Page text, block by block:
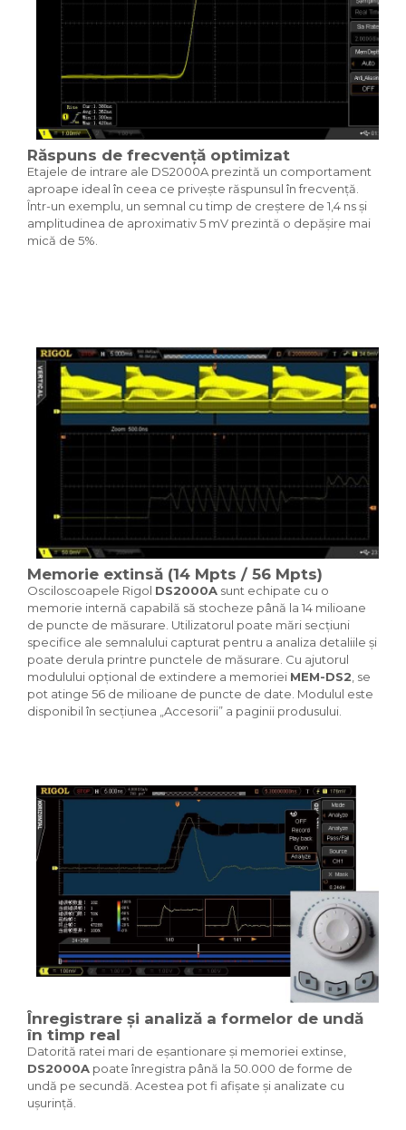
Răspuns de frecvență optimizat
Etajele de intrare ale DS2000A prezintă un comportament
aproape ideal în ceea ce privește răspunsul în frecvență.
Într-un exemplu, un semnal cu timp de creștere de 1,4 ns și
amplitudinea de aproximativ 5 mV prezintă o depășire mai
mică de 5%.
Memorie extinsă (14 Mpts / 56 Mpts)
Osciloscoapele Rigol DS2000A sunt echipate cu o
memorie internă capabilă să stocheze până la 14 milioane
de puncte de măsurare. Utilizatorul poate mări secțiuni
specifice ale semnalului capturat pentru a analiza detaliile și
poate derula printre punctele de măsurare. Cu ajutorul
modulului opțional de extindere a memoriei MEM-DS2 , se
pot atinge 56 de milioane de puncte de date. Modulul este
disponibil în secțiunea „Accesorii” a paginii produsului.
Înregistrare și analiză a formelor de undă
în timp real
Datorită ratei mari de eșantionare și memoriei extinse,
DS2000A poate înregistra până la 50.000 de forme de
undă pe secundă. Acestea pot fi afișate și analizate cu
ușurință.